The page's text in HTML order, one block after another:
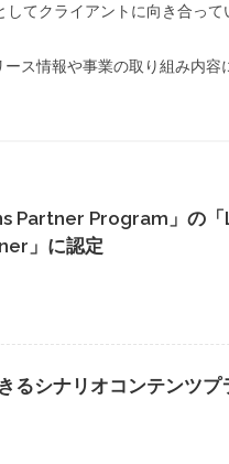
てクライアントに向き合っ
ス情報や事業の取り組み内
Partner Program」の
」に認定
るシナリオコンテンツ